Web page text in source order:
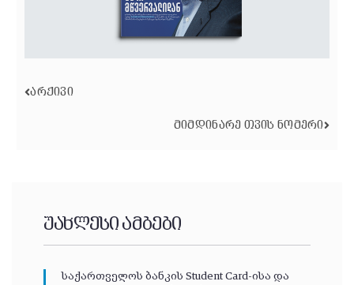
ᲐᲠᲥᲘᲕᲘ
ᲛᲘᲛᲓᲘᲜᲐᲠᲔ ᲗᲕᲘᲡ ᲜᲝᲛᲔᲠᲘ
უახლესი ამბები
საქართველოს ბანკის Student Card-ისა და